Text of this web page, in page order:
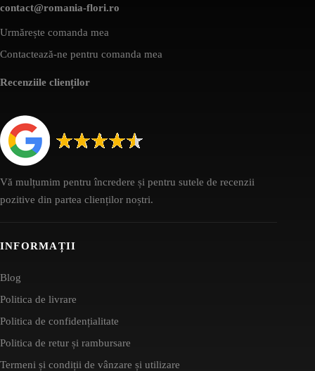
contact@romania-flori.ro
Urmărește comanda mea
Contactează-ne pentru comanda mea
Recenziile clienților
Vă mulțumim pentru încredere și pentru sutele de recenzii
pozitive din partea clienților noștri.
INFORMAȚII
Blog
Politica de livrare
Politica de confidențialitate
Politica de retur și rambursare
Termeni și condiții de vânzare și utilizare